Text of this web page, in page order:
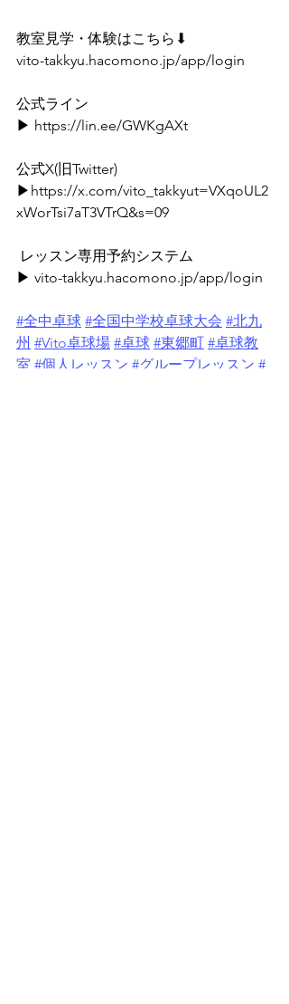
教室見学・体験はこちら⬇
vito-takkyu.hacomono.jp/app/login
公式ライン⁡
▶ https://lin.ee/GWKgAXt
⁡⁡公式X(旧Twitter)⁡
▶https://x.com/vito_takkyut=VXqoUL2
xWorTsi7aT3VTrQ&s=09
⁡ ⁡⁡レッスン専用予約システム
▶ vito-takkyu.hacomono.jp/app/login
#全中卓球 #全国中学校卓球大会 #北九
州 #Vito卓球場 #卓球 #東郷町 #卓球教
室 #個人レッスン #グループレッスン #